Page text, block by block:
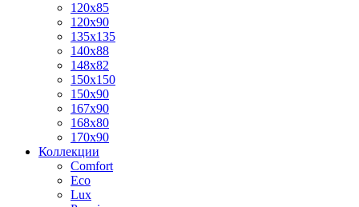
120x85
120x90
135x135
140x88
148x82
150x150
150x90
167x90
168x80
170x90
Коллекции
Comfort
Eco
Lux